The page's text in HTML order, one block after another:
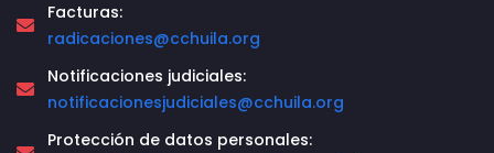
Facturas:
radicaciones@cchuila.org
Notificaciones judiciales:
notificacionesjudiciales@cchuila.org
Protección de datos personales: